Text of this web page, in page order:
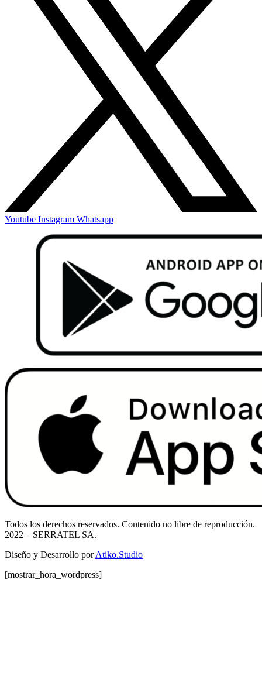
Youtube Instagram Whatsapp
Todos los derechos reservados. Contenido no libre de reproducción.
2022 – SERRATEL SA.
Diseño y Desarrollo porAtiko.Studio
[mostrar_hora_wordpress]